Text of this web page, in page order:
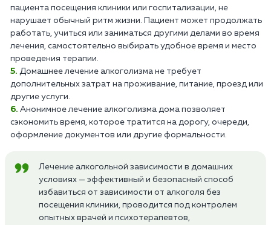
пациента посещения клиники или госпитализации, не
нарушает обычный ритм жизни. Пациент может продолжать
работать, учиться или заниматься другими делами во время
лечения, самостоятельно выбирать удобное время и место
проведения терапии.
Домашнее лечение алкоголизма не требует
дополнительных затрат на проживание, питание, проезд или
другие услуги.
Анонимное лечение алкоголизма дома позволяет
сэкономить время, которое тратится на дорогу, очереди,
оформление документов или другие формальности.
Лечение алкогольной зависимости в домашних
условиях — эффективный и безопасный способ
избавиться от зависимости от алкоголя без
посещения клиники, проводится под контролем
опытных врачей и психотерапевтов,